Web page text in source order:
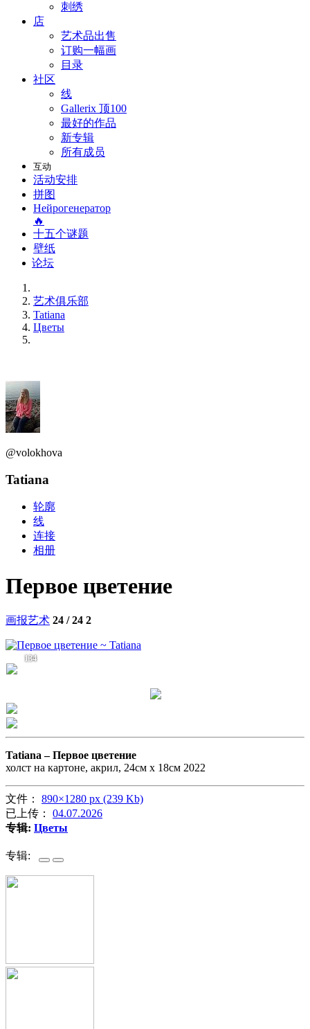
刺绣
店
艺术品出售
订购一幅画
目录
社区
线
Gallerix 顶100
最好的作品
新专辑
所有成员
互动
活动安排
拼图
Нейрогенератор
🔥
十五个谜题
壁纸
论坛
艺术俱乐部
Tatiana
Цветы
@volokhova
Tatiana
轮廓
线
连接
相册
Первое цветение
画报艺术 24 / 24 2
134
Tatiana –Первое цветение
холст на картоне, акрил, 24см х 18см 2022
文件： 890×1280 px (239 Kb)
已上传： 04.07.2026
专辑: Цветы
专辑: